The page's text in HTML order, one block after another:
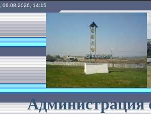
06.08.2026, 14:15
Администрация